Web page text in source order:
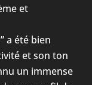
et
a été bien
et son ton
un immense